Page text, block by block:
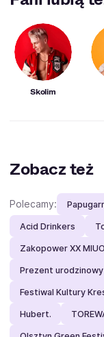
Skolim
Zobacz też
Polecamy:
Acid Drinkers
Zakopower XX
Prezent urodzinowy
Festiwal Kultury
Hubert.